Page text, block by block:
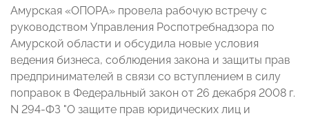
Амурская «ОПОРА» провела рабочую встречу с
руководством Управления Роспотребнадзора по
Амурской области и обсудила новые условия
ведения бизнеса, соблюдения закона и защиты прав
предпринимателей в связи со вступлением в силу
поправок в Федеральный закон от 26 декабря 2008 г.
N 294-ФЗ "О защите прав юридических лиц и